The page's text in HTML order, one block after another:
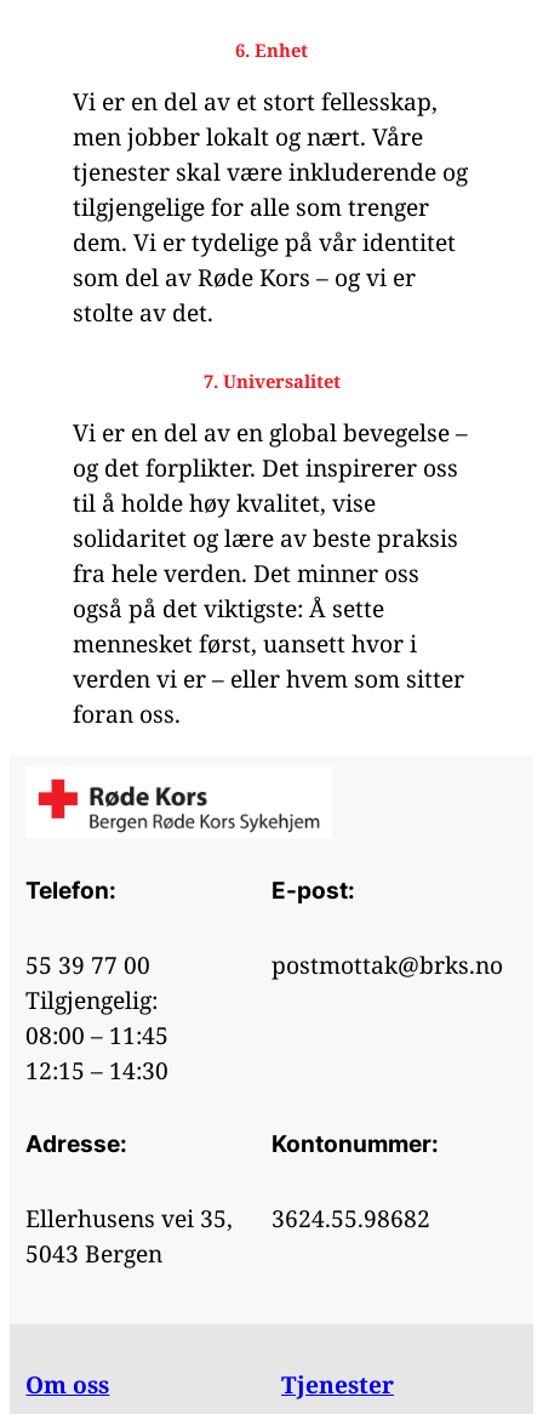
6. Enhet
Vi er en del av et stort fellesskap,
men jobber lokalt og nært. Våre
tjenester skal være inkluderende og
tilgjengelige for alle som trenger
dem. Vi er tydelige på vår identitet
som del av Røde Kors – og vi er
stolte av det.
7. Universalitet
Vi er en del av en global bevegelse –
og det forplikter. Det inspirerer oss
til å holde høy kvalitet, vise
solidaritet og lære av beste praksis
fra hele verden. Det minner oss
også på det viktigste: Å sette
mennesket først, uansett hvor i
verden vi er – eller hvem som sitter
foran oss.
Telefon:
55 39 77 00
Tilgjengelig:
08:00 – 11:45
12:15 – 14:30
E-post:
postmottak@brks.no
Adresse:
Ellerhusens vei 35,
5043 Bergen
Kontonummer:
3624.55.98682
Om oss Tjenester